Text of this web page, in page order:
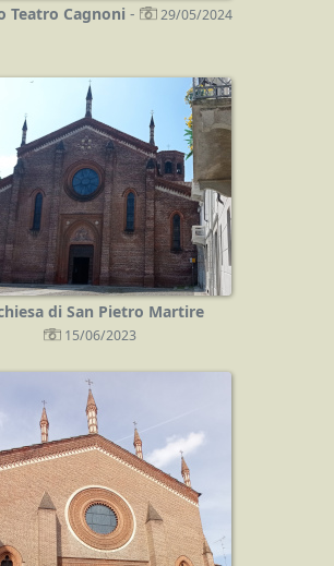
Teatro Cagnoni - 29/05/2024
di San Pietro Martire
15/06/2023